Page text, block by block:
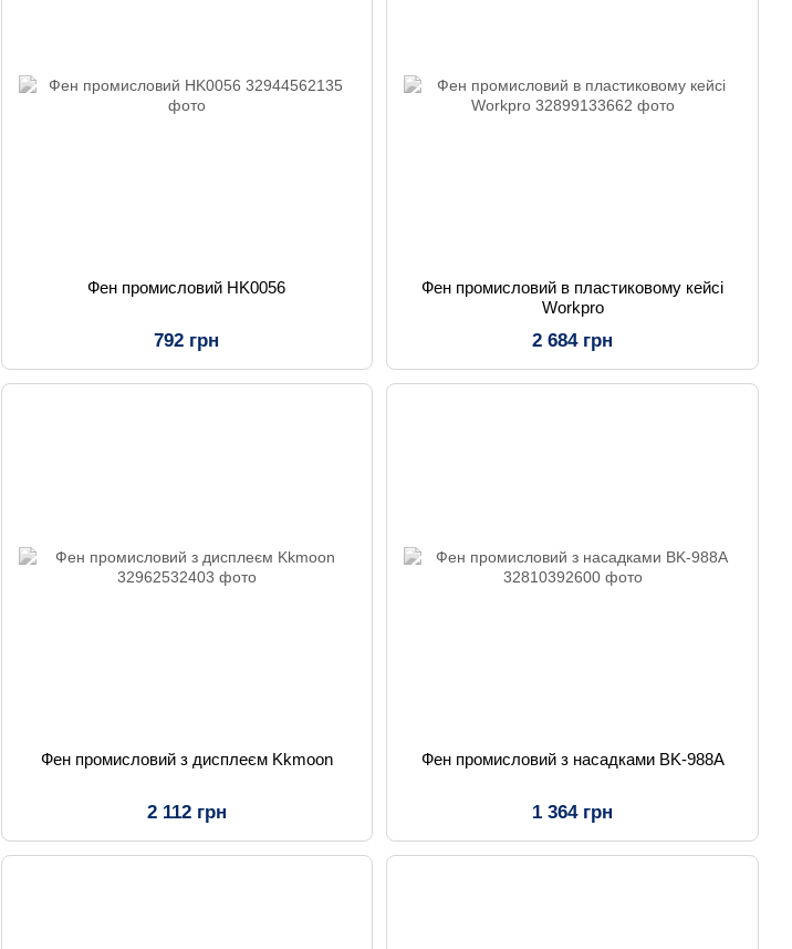
Фен промисловий HK0056
792 грн
Фен промисловий в пластиковому кейсі
Workpro
2 684 грн
Фен промисловий з дисплеєм Kkmoon
2 112 грн
Фен промисловий з насадками BK-988А
1 364 грн